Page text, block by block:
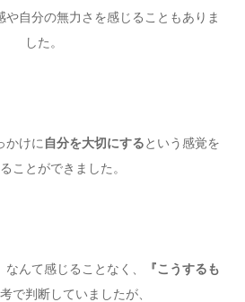
や自分の無力さを感じることもありま
した。
かけに 自分を大切にするという感覚を
ことができました。
なんて感じることなく、
『こうするも
で判断していましたが、